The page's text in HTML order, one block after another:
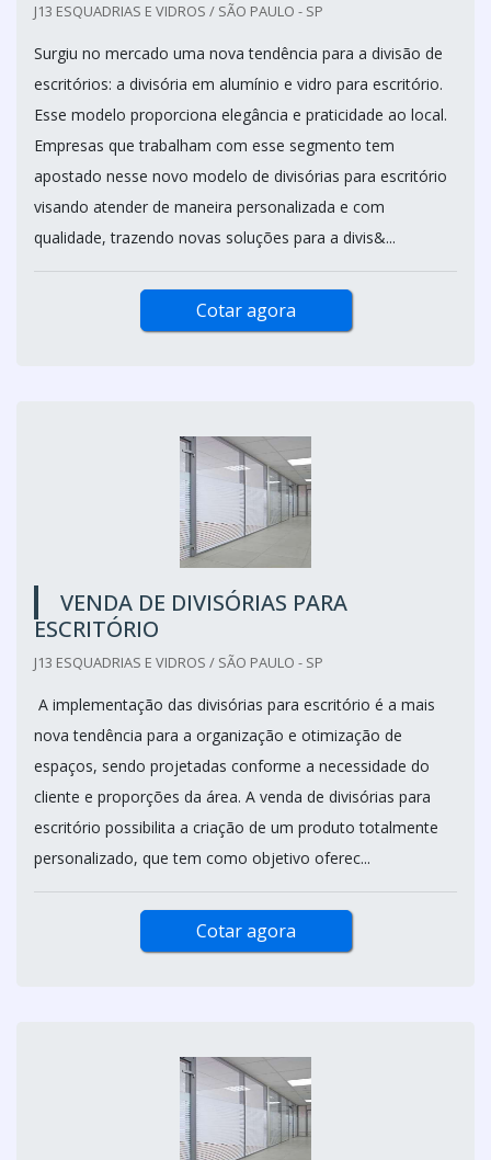
J13 ESQUADRIAS E VIDROS / SÃO PAULO - SP
Surgiu no mercado uma nova tendência para a divisão de
escritórios: a divisória em alumínio e vidro para escritório.
Esse modelo proporciona elegância e praticidade ao local.
Empresas que trabalham com esse segmento tem
apostado nesse novo modelo de divisórias para escritório
visando atender de maneira personalizada e com
qualidade, trazendo novas soluções para a divis&...
Cotar agora
VENDA DE DIVISÓRIAS PARA
ESCRITÓRIO
J13 ESQUADRIAS E VIDROS / SÃO PAULO - SP
A implementação das divisórias para escritório é a mais
nova tendência para a organização e otimização de
espaços, sendo projetadas conforme a necessidade do
cliente e proporções da área. A venda de divisórias para
escritório possibilita a criação de um produto totalmente
personalizado, que tem como objetivo oferec...
Cotar agora